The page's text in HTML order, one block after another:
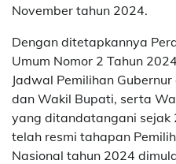
November tahun 2024.
Dengan ditetapkannya
Umum Nomor 2 Tahun
Jadwal Pemilihan
dan Wakil Bupati, serta
yang ditandatangani sejak
telah resmi tahapan
Nasional tahun 2024